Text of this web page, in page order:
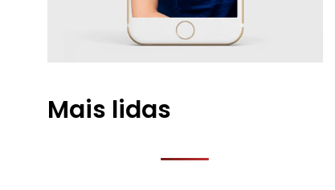
Mais lidas